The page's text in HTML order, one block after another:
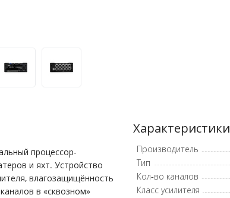
процессор-
и яхт. Устройство
влагозащищённость
в «сквозном»
Характеристики
Производитель
Тип
Кол-во каналов
Класс усилителя